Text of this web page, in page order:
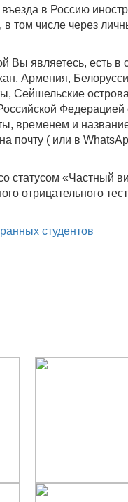
в Россию
том числе через
Вы являетесь, есть
Армения,
Сейшельские
временем и
почту ( или в
«Частный
отрицательного
студентов